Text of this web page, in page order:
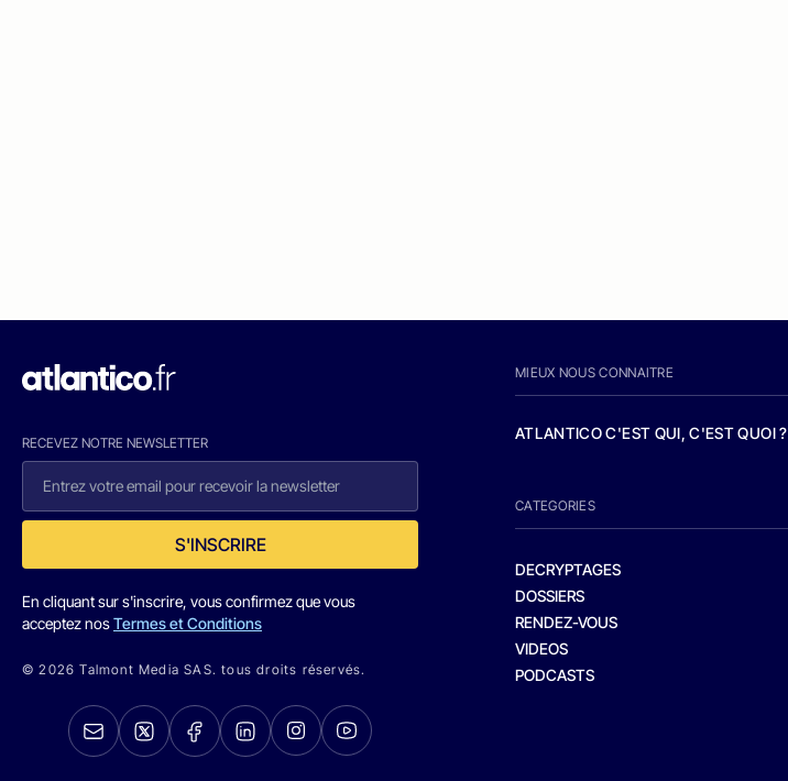
RECEVEZ NOTRE NEWSLETTER
S'INSCRIRE
En cliquant sur s'inscrire, vous confirmez que vous
acceptez nosTermes et Conditions
© 2026 Talmont Media SAS. tous droits réservés.
MIEUX NOUS CONNAITRE
ATLANTICO C'EST QUI, C'EST QUOI ?
CATEGORIES
DECRYPTAGES
DOSSIERS
RENDEZ-VOUS
VIDEOS
PODCASTS